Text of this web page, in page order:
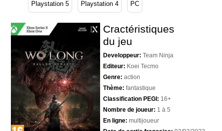
Playstation 5 Playstation 4 PC
Cractéristiques
du jeu
Developpeur: Team Ninja
Editeur: Koei Tecmo
Genre: action
Thème: fantastique
Classification PEGI: 16+
Nombre de joueur: 1 à 5
En ligne: multijoueur